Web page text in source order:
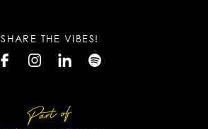
SHARE THE VIBES!